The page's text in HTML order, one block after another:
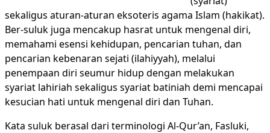
sekaligus aturan-aturan eksoteris agama Islam (hakikat).
Ber-suluk juga mencakup hasrat untuk mengenal diri,
memahami esensi kehidupan, pencarian tuhan, dan
pencarian kebenaran sejati (ilahiyyah), melalui
penempaan diri seumur hidup dengan melakukan
syariat lahiriah sekaligus syariat batiniah demi mencapai
kesucian hati untuk mengenal diri dan Tuhan.
Kata suluk berasal dari terminologi Al-Qur’an, Fasluki,